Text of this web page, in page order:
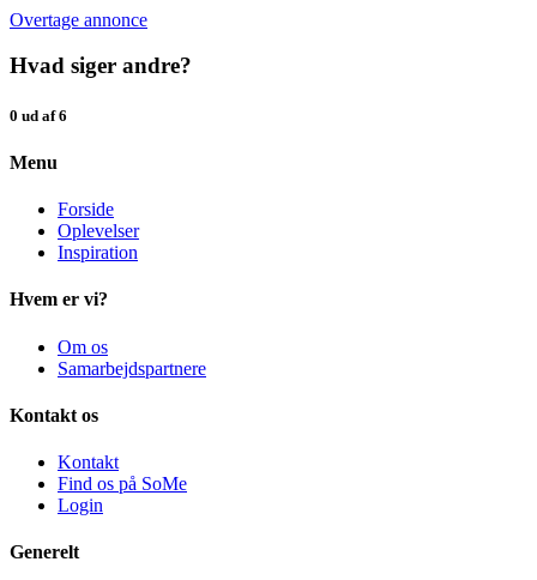
Overtage annonce
Hvad siger andre?
0 ud af 6
Menu
Forside
Oplevelser
Inspiration
Hvem er vi?
Om os
Samarbejdspartnere
Kontakt os
Kontakt
Find os på SoMe
Login
Generelt